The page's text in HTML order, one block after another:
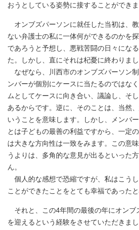
おうとしている姿勢に接することができま
オンブズパーソンに就任した当初は、
ない弁護士の私に一体何ができるのかを
であろうと予想し、悪戦苦闘の日々にな
た。しかし、直にそれは杞憂に終わりまし
なぜなら、川西市のオンブズパーソン
ンバーが個別にケースに当たるのではな
ムとしてケースに向き合い、議論し、そ
あるからです。逆に、そのことは、当然
いうことを意味します。しかし、メンバ
とは子どもの最善の利益ですから、一定
は大きな方向性は一致をみます。この意
うよりは、多角的な意見が出るといった
ん。
個人的な感想で恐縮ですが、私はこうし
ことができたことをとても幸福であった
それと、この4年間の最後の年にオンブ
を迎えるという経験をさせていただきま